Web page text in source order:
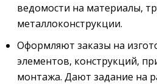
ведомости на материалы,
металлоконструкции.
Оформляют заказы на
элементов, конструкций,
монтажа. Дают задание на